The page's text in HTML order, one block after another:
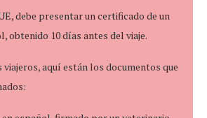
debe presentar un certificado de un
obtenido 10 días antes del viaje.
aquí están los documentos que